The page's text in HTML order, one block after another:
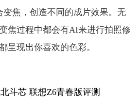
变焦，创造不同的成片效果。无
焦过程中都会有AI来进行拍照修
呈现出你喜欢的色彩。